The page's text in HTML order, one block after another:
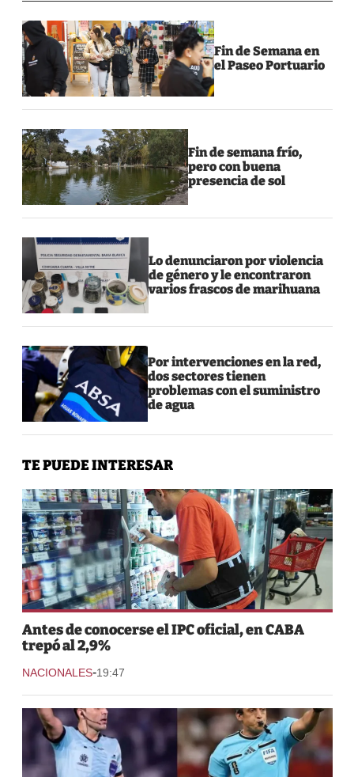
Fin de Semana en
el Paseo Portuario
Fin de semana frío,
pero con buena
presencia de sol
Lo denunciaron por violencia
de género y le encontraron
varios frascos de marihuana
Por intervenciones en la red,
dos sectores tienen
problemas con el suministro
de agua
TE PUEDE INTERESAR
Antes de conocerse el IPC oficial, en CABA
trepó al 2,9%
NACIONALES-19:47